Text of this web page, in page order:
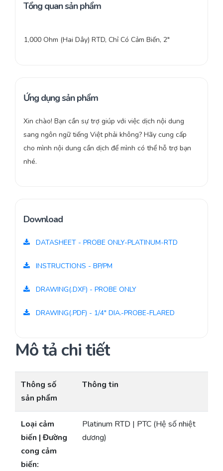
Tổng quan sản phẩm
1,000 Ohm (Hai Dây) RTD, Chỉ Có Cảm Biến, 2″
Ứng dụng sản phẩm
Xin chào! Bạn cần sự trợ giúp với việc dịch nội dung
sang ngôn ngữ tiếng Việt phải không? Hãy cung cấp
cho mình nội dung cần dịch để mình có thể hỗ trợ bạn
nhé.
Download
DATASHEET - PROBE ONLY-PLATINUM-RTD
INSTRUCTIONS - BP/PM
DRAWING(.DXF) - PROBE ONLY
DRAWING(.PDF) - 1/4" DIA.-PROBE-FLARED
Mô tả chi tiết
Thông số
sản phẩm
Thông tin
Loại cảm
biến | Đường
cong cảm
biến:
Platinum RTD | PTC (Hệ số nhiệt
dương)